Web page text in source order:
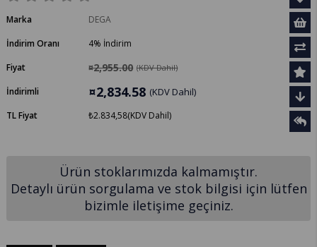
Marka
DEGA
İndirim Oranı
%
4
İndirim
Fiyat
¤2,955.00 (KDV Dahil)
İndirimli ¤2,834.58 (KDV Dahil)
TL Fiyat ₺2.834,58(KDV Dahil)
Ürün stoklarımızda kalmamıştır.
Detaylı ürün sorgulama ve stok bilgisi için lütfen
bizimle iletişime geçiniz.